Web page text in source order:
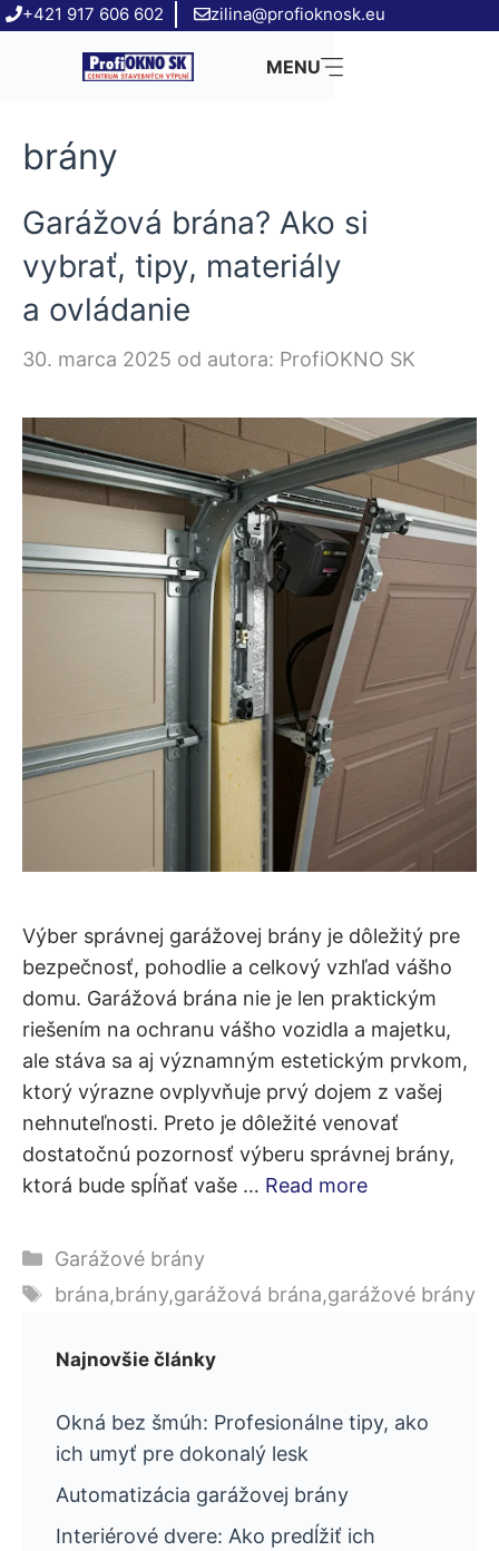
Preskočiť
+421 917 606 602 zilina@profioknosk.eu
MENU
brány
Garážová brána? Ako si
vybrať, tipy, materiály
a ovládanie
30. marca 2025 od autora: ProfiOKNO SK
Výber správnej garážovej brány je dôležitý pre
bezpečnosť, pohodlie a celkový vzhľad vášho
domu. Garážová brána nie je len praktickým
riešením na ochranu vášho vozidla a majetku,
ale stáva sa aj významným estetickým prvkom,
ktorý výrazne ovplyvňuje prvý dojem z vašej
nehnuteľnosti. Preto je dôležité venovať
dostatočnú pozornosť výberu správnej brány,
ktorá bude spĺňať vaše … Read more
Kategórie
Garážové brány
Značky
brána,brány,garážová brána,garážové brány
Najnovšie články
Okná bez šmúh: Profesionálne tipy, ako
ich umyť pre dokonalý lesk
Automatizácia garážovej brány
Interiérové dvere: Ako predĺžiť ich